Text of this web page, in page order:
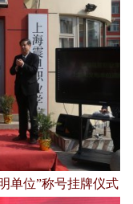
单位”称号挂牌仪式